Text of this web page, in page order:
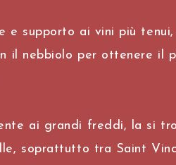
e supporto ai vini più tenui,
il nebbiolo per ottenere il
ai grandi freddi, la si
soprattutto tra Saint